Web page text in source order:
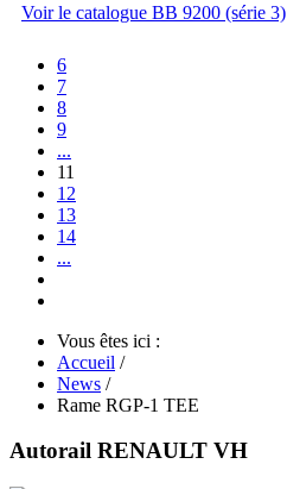
Voir le catalogue BB 9200 (série 3)
6
7
8
9
...
11
12
13
14
...
Vous êtes ici :
Accueil /
News /
Rame RGP-1 TEE
Autorail RENAULT VH